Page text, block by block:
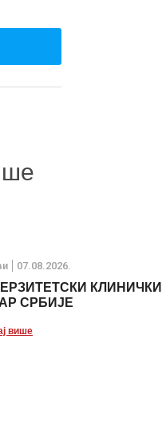
07.08.2026.
КЛИНИЧКИ
СРБИЈЕ
више